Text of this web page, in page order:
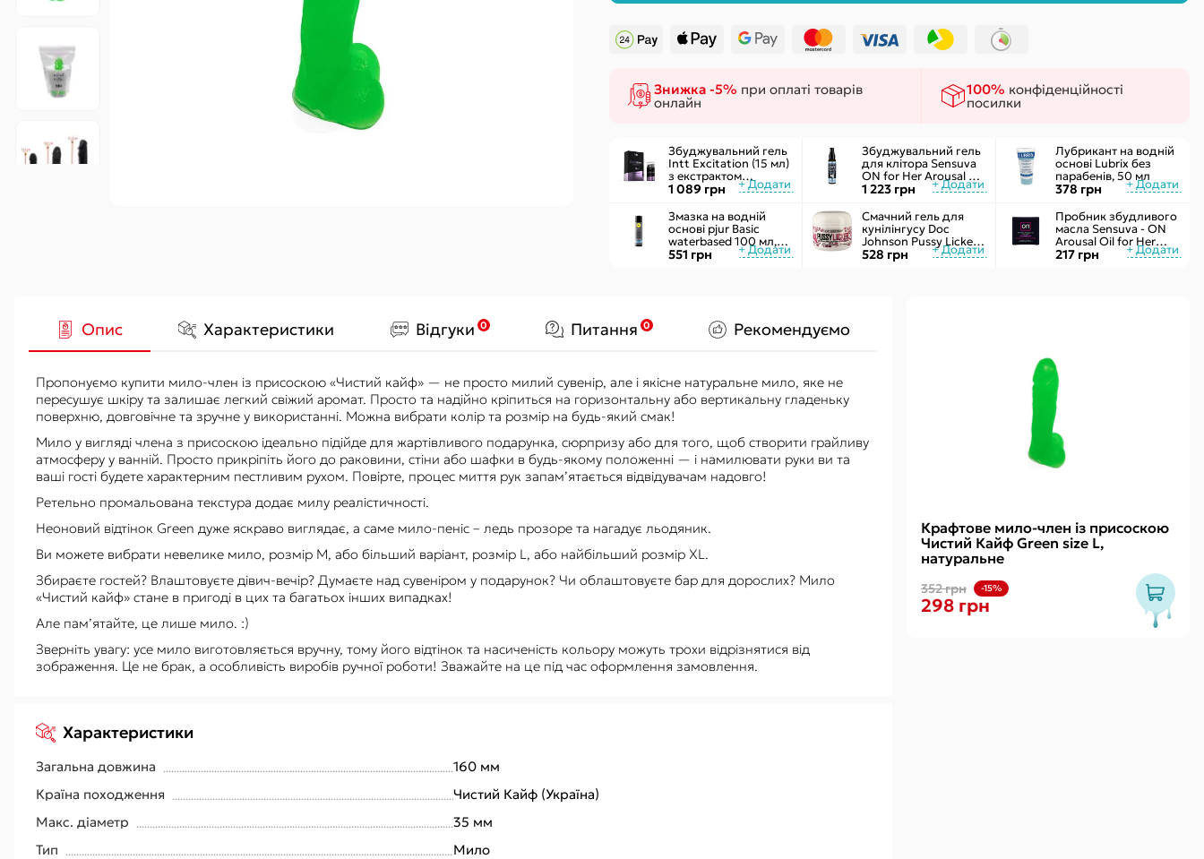
Гідропомпи
Вакуумні
Аксесуари
Подушки для сексу
Знижка -5% при оплаті товарів
онлайн
100% конфіденційності
посилки
Збуджувальний гель
Intt Excitation (15 мл)
з екстрактом
женьшеню, з ефектом
вібрації
1 089 грн
Збуджувальний гель
для клітора Sensuva
ON for Her Arousal Gel
Ice 29мл охолодж.
рідкий вібратор
1 223 грн
Лубрикант на водній
основі Lubrix без
парабенів, 50 мл
378 грн
Змазка на водній
основі pjur Basic
waterbased 100 мл,
ідеальна для
новачків, найкраща
551 грн
Смачний гель для
кунілінгусу Doc
Johnson Pussy Licker
Strawberry (56 г)
528 грн
Пробник збудливого
масла Sensuva - ON
Arousal Oil for Her
Ultra (0,5 мл)
217 грн
Крафтове мило-член із присоскою
Чистий Кайф Green size L,
натуральне
352 грн -15%
298 грн
Опис Характеристики Відгуки 0 Питання 0 Рекомендуємо
Пропонуємо купити мило-член із присоскою «Чистий кайф» — не просто милий сувенір, але і якісне натуральне мило, яке не
пересушує шкіру та залишає легкий свіжий аромат. Просто та надійно кріпиться на горизонтальну або вертикальну гладеньку
поверхню, довговічне та зручне у використанні. Можна вибрати колір та розмір на будь-який смак!
Мило у вигляді члена з присоскою ідеально підійде для жартівливого подарунка, сюрпризу або для того, щоб створити грайливу
атмосферу у ванній. Просто прикріпіть його до раковини, стіни або шафки в будь-якому положенні — і намилювати руки ви та
ваші гості будете характерним пестливим рухом. Повірте, процес миття рук запам’ятається відвідувачам надовго!
Ретельно промальована текстура додає милу реалістичності.
Неоновий відтінок Green дуже яскраво виглядає, а саме мило-пеніс – ледь прозоре та нагадує льодяник.
Ви можете вибрати невелике мило, розмір М, або більший варіант, розмір L, або найбільший розмір XL.
Збираєте гостей? Влаштовуєте дівич-вечір? Думаєте над сувеніром у подарунок? Чи облаштовуєте бар для дорослих? Мило
«Чистий кайф» стане в пригоді в цих та багатьох інших випадках!
Але пам’ятайте, це лише мило. :)
Зверніть увагу: усе мило виготовляється вручну, тому його відтінок та насиченість кольору можуть трохи відрізнятися від
зображення. Це не брак, а особливість виробів ручної роботи! Зважайте на це під час оформлення замовлення.
Характеристики
Загальна довжина
160 мм
Країна походження
Чистий Кайф (Україна)
Макс. діаметр
35 мм
Тип
Мило